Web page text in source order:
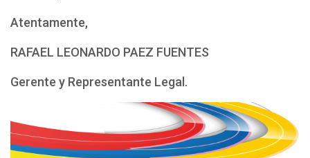
Atentamente,
RAFAEL LEONARDO PAEZ FUENTES
Gerente y Representante Legal.